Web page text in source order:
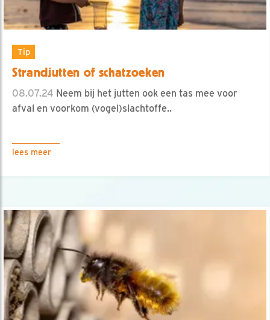
Tip
Strandjutten of schatzoeken
08.07.24 Neem bij het jutten ook een tas mee voor
afval en voorkom (vogel)slachtoffe..
lees meer